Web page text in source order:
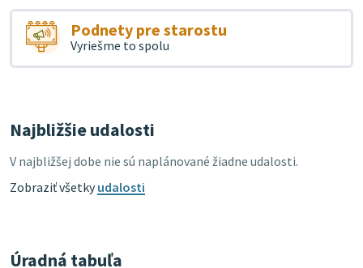
Podnety pre starostu
Vyriešme to spolu
Najbližšie udalosti
V najbližšej dobe nie sú naplánované žiadne udalosti.
Zobraziť všetkyudalosti
Úradná tabuľa